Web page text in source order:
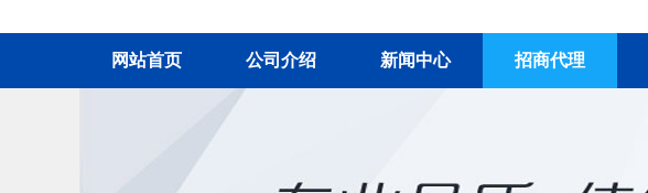
网站首页 公司介绍 新闻中心 招商代理